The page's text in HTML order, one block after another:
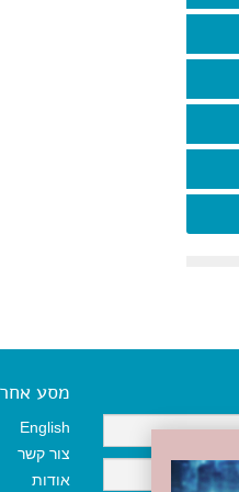
מסע אחר
English
צור קשר
אודות